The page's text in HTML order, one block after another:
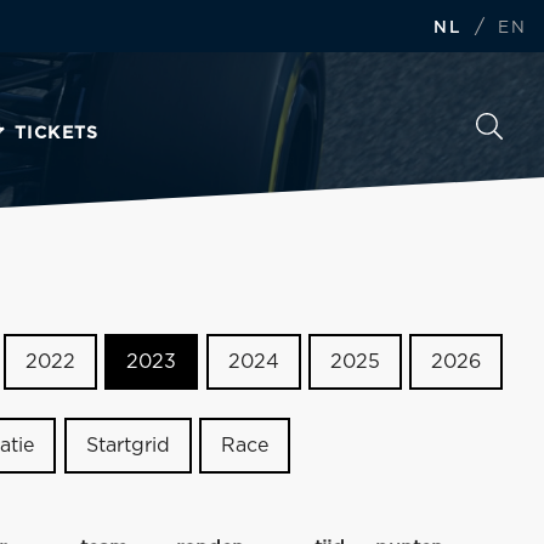
NL / EN
TICKETS
2022 2023 2024 2025 2026
Startgrid Race